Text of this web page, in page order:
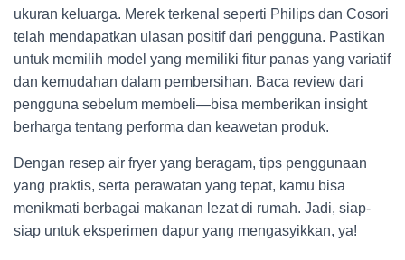
ukuran keluarga. Merek terkenal seperti Philips dan Cosori
telah mendapatkan ulasan positif dari pengguna. Pastikan
untuk memilih model yang memiliki fitur panas yang variatif
dan kemudahan dalam pembersihan. Baca review dari
pengguna sebelum membeli—bisa memberikan insight
berharga tentang performa dan keawetan produk.
Dengan resep air fryer yang beragam, tips penggunaan
yang praktis, serta perawatan yang tepat, kamu bisa
menikmati berbagai makanan lezat di rumah. Jadi, siap-
siap untuk eksperimen dapur yang mengasyikkan, ya!